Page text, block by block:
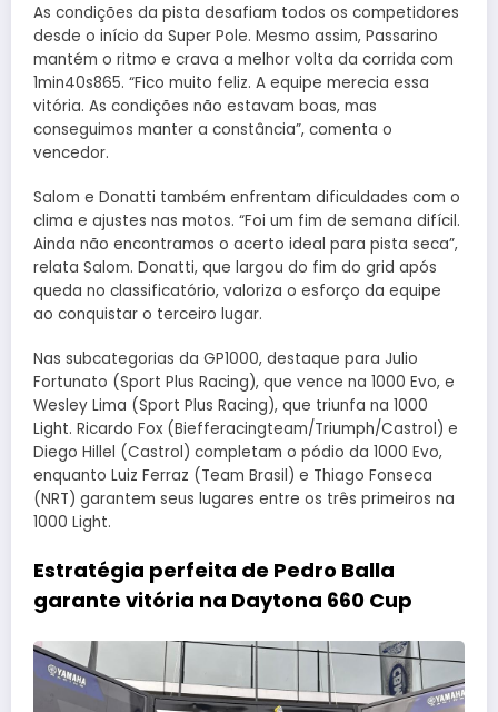
As condições da pista desafiam todos os competidores
desde o início da Super Pole. Mesmo assim, Passarino
mantém o ritmo e crava a melhor volta da corrida com
1min40s865. “Fico muito feliz. A equipe merecia essa
vitória. As condições não estavam boas, mas
conseguimos manter a constância”, comenta o
vencedor.
Salom e Donatti também enfrentam dificuldades com o
clima e ajustes nas motos. “Foi um fim de semana difícil.
Ainda não encontramos o acerto ideal para pista seca”,
relata Salom. Donatti, que largou do fim do grid após
queda no classificatório, valoriza o esforço da equipe
ao conquistar o terceiro lugar.
Nas subcategorias da GP1000, destaque para Julio
Fortunato (Sport Plus Racing), que vence na 1000 Evo, e
Wesley Lima (Sport Plus Racing), que triunfa na 1000
Light. Ricardo Fox (Biefferacingteam/Triumph/Castrol) e
Diego Hillel (Castrol) completam o pódio da 1000 Evo,
enquanto Luiz Ferraz (Team Brasil) e Thiago Fonseca
(NRT) garantem seus lugares entre os três primeiros na
1000 Light.
Estratégia perfeita de Pedro Balla
garante vitória na Daytona 660 Cup